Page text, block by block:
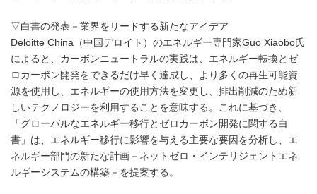
▽白書の発表－業界をリードする新たなアイデア
Deloitte China（中国デロイト）のエネルギー専門家Guo Xiaobo氏
によると、カーボンニュートラルの実践は、エネルギー転換とゼ
ロカーボン開発をできるだけ早く達成し、より多くの再生可能資
源を使用し、エネルギーの使用方法を変更し、排出削減のため新
しいテクノロジーを利用することを意味する。これに基づき、
「グローバルなエネルギー移行とゼロカーボン開発に関する白
書」は、エネルギー移行に影響を与える主要な要因を分析し、エ
ネルギー部門の新たな計画－ネットゼロ・インテリジェントエネ
ルギーシステムの構築－を提案する。